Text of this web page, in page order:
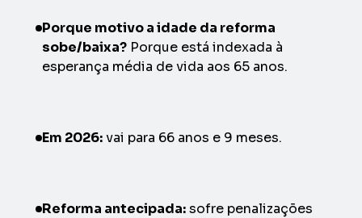
Porque motivo a idade da reforma
sobe/baixa? Porque está indexada à
esperança média de vida aos 65 anos.
Em 2026:vai para 66 anos e 9 meses.
Reforma antecipada:sofre penalizações